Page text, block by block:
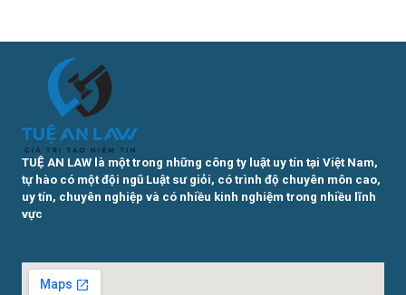
TUỆ AN LAW là một trong những công ty luật uy tín tại Việt Nam,
tự hào có một đội ngũ Luật sư giỏi, có trình độ chuyên môn cao,
uy tín, chuyên nghiệp và có nhiều kinh nghiệm trong nhiều lĩnh
vực